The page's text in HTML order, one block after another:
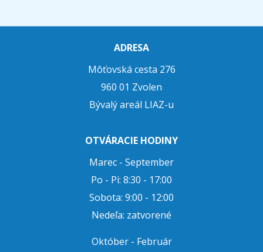
ADRESA
Môťovská cesta 276
960 01 Zvolen
Bývalý areál LIAZ-u
OTVÁRACIE HODINY
Marec - September
Po - Pi: 8:30 - 17:00
Sobota: 9:00 - 12:00
Nedeľa: zatvorené
Október - Február